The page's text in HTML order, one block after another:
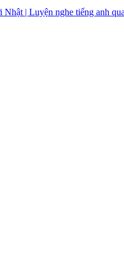
| Luyện nghe tiếng anh